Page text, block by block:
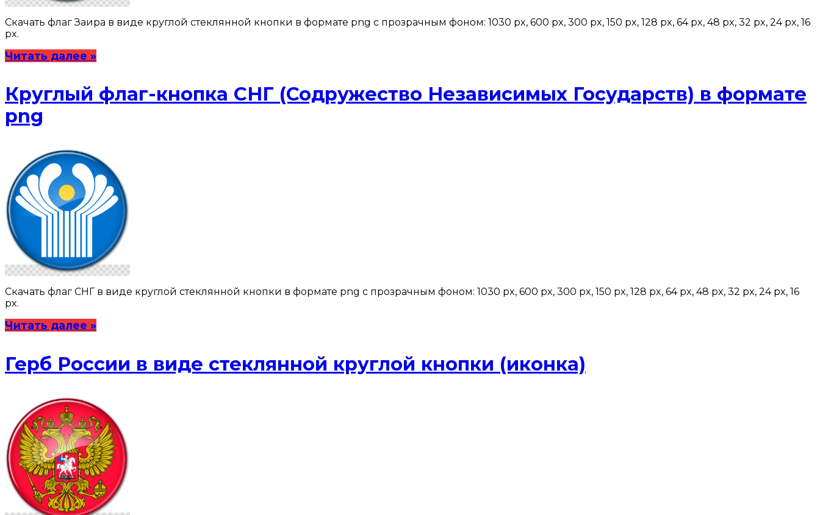
Скачать флаг Заира в виде круглой стеклянной кнопки в формате png с прозрачным фоном: 1030 px, 600 px, 300 px, 150 px, 128 px, 64 px, 48 px, 32 px, 24 px, 16
px.
Читать далее »
Круглый флаг-кнопка СНГ (Содружество Независимых Государств) в формате
png
Скачать флаг СНГ в виде круглой стеклянной кнопки в формате png с прозрачным фоном: 1030 px, 600 px, 300 px, 150 px, 128 px, 64 px, 48 px, 32 px, 24 px, 16
px.
Читать далее »
Герб России в виде стеклянной круглой кнопки (иконка)